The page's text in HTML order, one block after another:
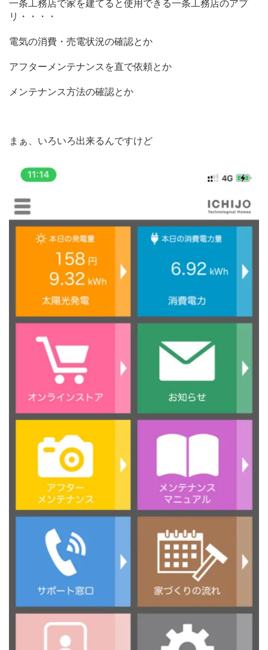
一条工務店で家を建てると使用できる一条工務店のアプ
リ・・・・
電気の消費・売電状況の確認とか
アフターメンテナンスを直で依頼とか
メンテナンス方法の確認とか
まぁ、いろいろ出来るんですけど